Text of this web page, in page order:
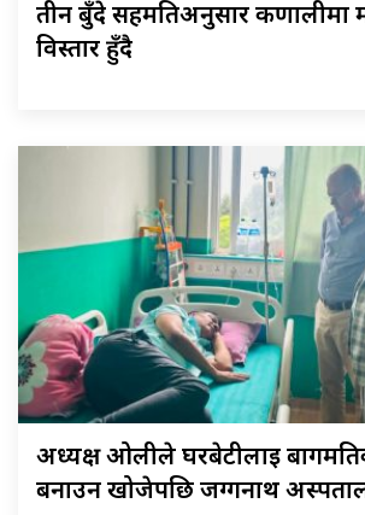
तीन बुँदे सहमतिअनुसार कर्णालीमा
विस्तार हुँदै
अध्यक्ष ओलीले घरबेटीलाई
बनाउन खोजेपछि जग्गनाथ